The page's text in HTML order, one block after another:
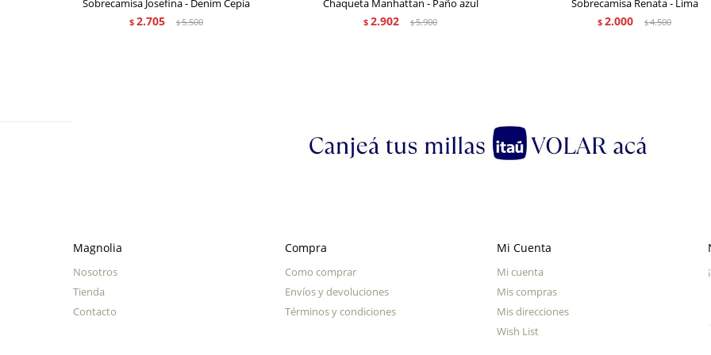
$ 2.705 $5.500 $ 2.902 $5.900 $ 2.000 $4.500
Magnolia
Nosotros
Tienda
Contacto
Compra
Como comprar
Envíos y devoluciones
Términos y condiciones
Mi Cuenta
Mi cuenta
Mis compras
Mis direcciones
Wish List